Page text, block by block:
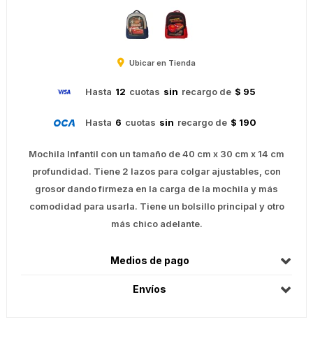
Ubicar en Tienda
Hasta 12 cuotas sin recargo de $ 95
Hasta 6 cuotas sin recargo de $ 190
Mochila Infantil con un tamaño de 40 cm x 30 cm x 14 cm
profundidad. Tiene 2 lazos para colgar ajustables, con
grosor dando firmeza en la carga de la mochila y más
comodidad para usarla. Tiene un bolsillo principal y otro
más chico adelante.
Medios de pago
Envíos